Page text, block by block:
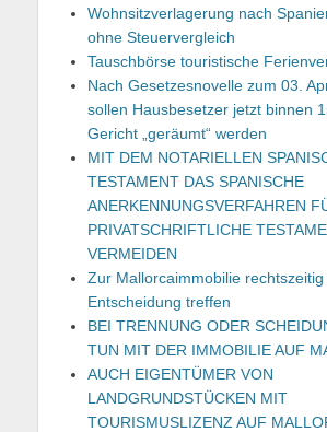
Wohnsitzverlagerung nach
ohne Steuervergleich
Tauschbörse touristische
Nach Gesetzesnovelle zum 03.
sollen Hausbesetzer jetzt binnen
Gericht „geräumt“ werden
MIT DEM NOTARIELLEN
TESTAMENT DAS SPANISCHE
ANERKENNUNGSVERFAHREN
PRIVATSCHRIFTLICHE
VERMEIDEN
Zur Mallorcaimmobilie
Entscheidung treffen
BEI TRENNUNG ODER
TUN MIT DER IMMOBILIE AUF
AUCH EIGENTÜMER VON
LANDGRUNDSTÜCKEN MIT
TOURISMUSLIZENZ AUF